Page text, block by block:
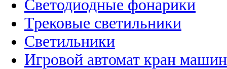
Светодиодные фонарики
Трековые светильники
Светильники
Игровой автомат кран